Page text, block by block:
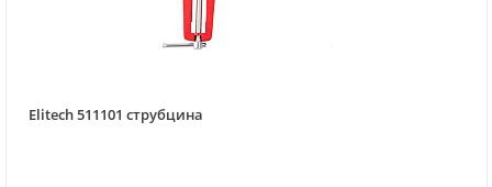
Elitech 511101 струбцина